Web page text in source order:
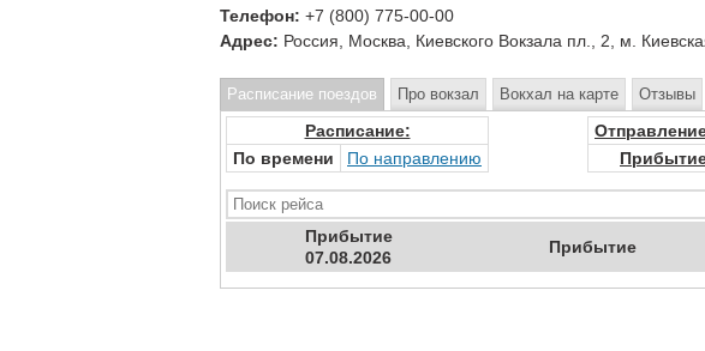
Телефон: +7 (800) 775-00-00
Адрес: Россия, Москва, Киевского Вокзала пл., 2, м.
Расписание поездов
Расписание:
По времени
По направлению
Отправ
Прибыт
Прибытие
07.08.2026
Прибытие
Про вокзал Вокхал на карте Отзывы